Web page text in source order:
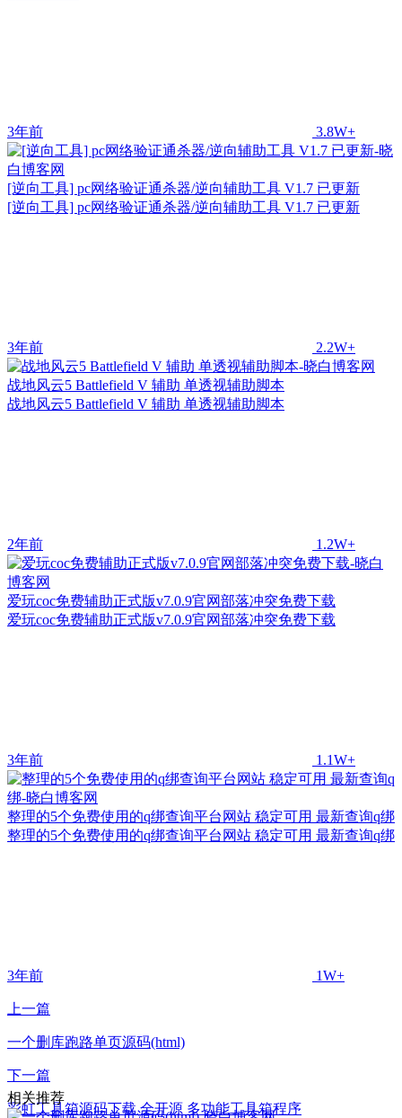
3年前 3.8W+
[逆向工具] pc网络验证通杀器/逆向辅助工具 V1.7 已更新
[逆向工具] pc网络验证通杀器/逆向辅助工具 V1.7 已更新
3年前 2.2W+
战地风云5 Battlefield V 辅助 单透视辅助脚本
战地风云5 Battlefield V 辅助 单透视辅助脚本
2年前 1.2W+
爱玩coc免费辅助正式版v7.0.9官网部落冲突免费下载
爱玩coc免费辅助正式版v7.0.9官网部落冲突免费下载
3年前 1.1W+
整理的5个免费使用的q绑查询平台网站 稳定可用 最新查询q绑
整理的5个免费使用的q绑查询平台网站 稳定可用 最新查询q绑
3年前 1W+
上一篇
一个删库跑路单页源码(html)
下一篇
彩虹工具箱源码下载 全开源 多功能工具箱程序
相关推荐